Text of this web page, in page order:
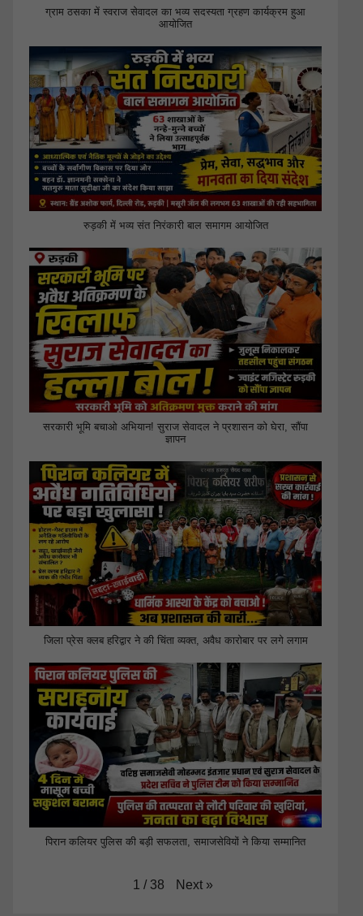
ग्राम ठसका में स्वराज सेवादल का भव्य सदस्यता ग्रहण कार्यक्रम हुआ
आयोजित
रुड़की में भव्य संत निरंकारी बाल समागम आयोजित
सरकारी भूमि बचाओ अभियान! सुराज सेवादल ने प्रशासन को घेरा, सौंपा
ज्ञापन
जिला प्रेस क्लब हरिद्वार ने की चिंता व्यक्त, अवैध कारोबार पर लगे लगाम
पिरान कलियर पुलिस की बड़ी सफलता, समाजसेवियों ने किया सम्मानित
1 / 38 Next »